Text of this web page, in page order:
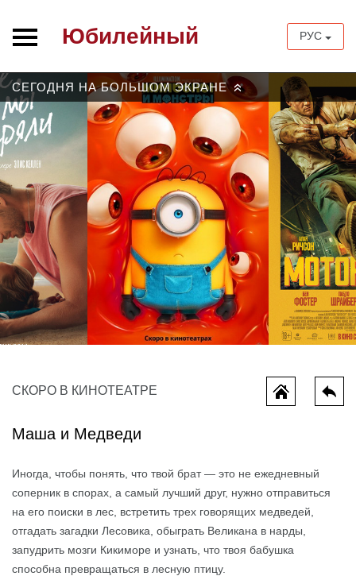
Юбилейный РУС
Миньоны и монстры Мотор
СЕГОДНЯ НА БОЛЬШОМ ЭКРАНЕ»
СКОРО В КИНОТЕАТРЕ
Маша и Медведи
Иногда, чтобы понять, что твой брат — это не ежедневный
соперник в спорах, а самый лучший друг, нужно отправиться
на его поиски в лес, встретить трех говорящих медведей,
отгадать загадки Лесовика, обыграть Великана в нарды,
запудрить мозги Кикиморе и узнать, что твоя бабушка
способна превращаться в лесную птицу.